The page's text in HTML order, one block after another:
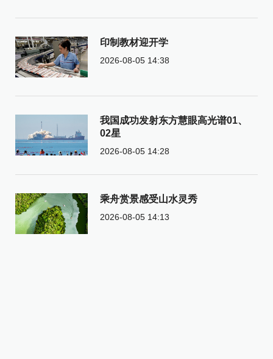
印制教材迎开学
2026-08-05 14:38
我国成功发射东方慧眼高光谱01、
02星
2026-08-05 14:28
乘舟赏景感受山水灵秀
2026-08-05 14:13